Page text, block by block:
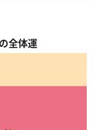
全体運